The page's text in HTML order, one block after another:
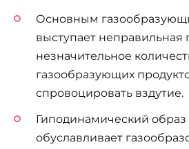
Основным
выступает
незначительное
газообразующих
спровоцировать вздутие.
Гиподинамический
обуславливает